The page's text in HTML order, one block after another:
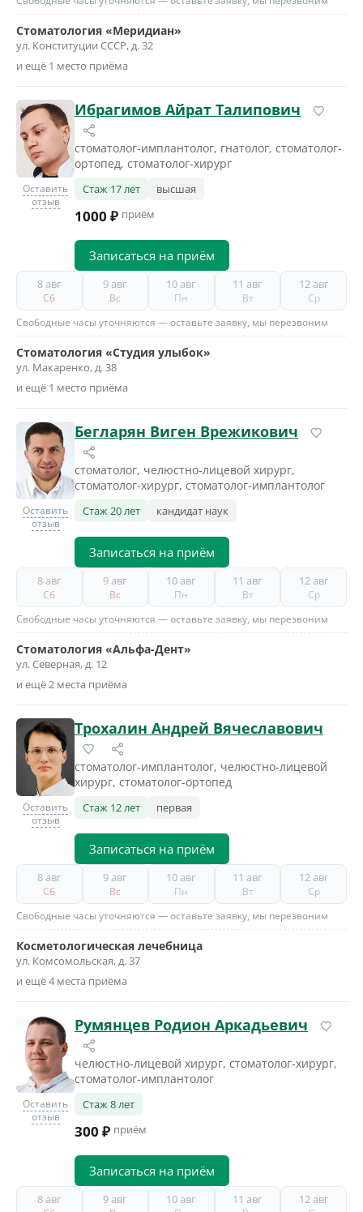
Стоматология «Меридиан»
ул. Конституции СССР, д. 32
и ещё 1 место приёма
Оставить
отзыв
Ибрагимов Айрат Талипович
стоматолог-имплантолог, гнатолог, стоматолог-
ортопед, стоматолог-хирург
Стаж 17 лет высшая
1000 ₽ приём
Записаться на приём
8 авг
Сб
9 авг
Вс
10 авг
Пн
11 авг
Вт
12 авг
Ср
Свободные часы уточняются — оставьте заявку, мы перезвоним
Стоматология «Студия улыбок»
ул. Макаренко, д. 38
и ещё 1 место приёма
Оставить
отзыв
Бегларян Виген Врежикович
стоматолог, челюстно-лицевой хирург,
стоматолог-хирург, стоматолог-имплантолог
Стаж 20 лет кандидат наук
Записаться на приём
8 авг
Сб
9 авг
Вс
10 авг
Пн
11 авг
Вт
12 авг
Ср
Свободные часы уточняются — оставьте заявку, мы перезвоним
Стоматология «Альфа-Дент»
ул. Северная, д. 12
и ещё 2 места приёма
Оставить
отзыв
Трохалин Андрей Вячеславович
стоматолог-имплантолог, челюстно-лицевой
хирург, стоматолог-ортопед
Стаж 12 лет первая
Записаться на приём
8 авг
Сб
9 авг
Вс
10 авг
Пн
11 авг
Вт
12 авг
Ср
Свободные часы уточняются — оставьте заявку, мы перезвоним
Косметологическая лечебница
ул. Комсомольская, д. 37
и ещё 4 места приёма
Оставить
отзыв
Румянцев Родион Аркадьевич
челюстно-лицевой хирург, стоматолог-хирург,
стоматолог-имплантолог
Стаж 8 лет
300 ₽ приём
Записаться на приём
8 авг 9 авг 10 авг 11 авг 12 авг